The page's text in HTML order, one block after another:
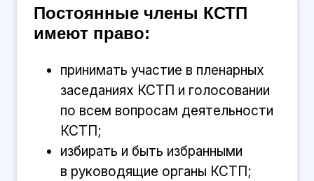
Постоянные члены КСТП
имеют право:
принимать участие в пленарных
заседаниях КСТП и голосовании
по всем вопросам деятельности
КСТП;
избирать и быть избранными
в руководящие органы КСТП;